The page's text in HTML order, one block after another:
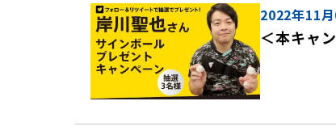
2022年11
＜本キャ